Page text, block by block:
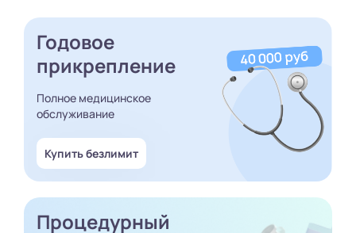
Годовое
прикрепление
Полное медицинское
обслуживание
Купить безлимит
Процедурный